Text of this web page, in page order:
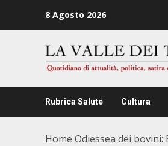
8 Agosto 2026
Rubrica Salute Cultura
Home Odiessea dei bovini: